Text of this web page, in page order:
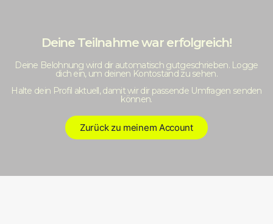
Deine Teilnahme war erfolgreich!
Deine Belohnung wird dir automatisch gutgeschrieben. Logge
dich ein, um deinen Kontostand zu sehen.
Halte dein Profil aktuell, damit wir dir passende Umfragen senden
können.
Zurück zu meinem Account